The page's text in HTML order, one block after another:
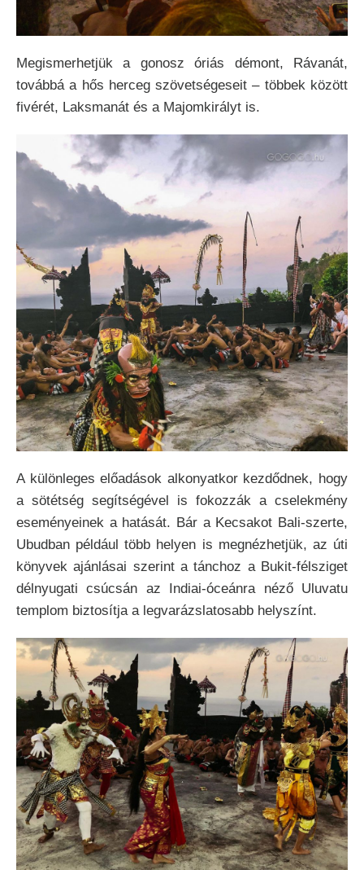
Megismerhetjük a gonosz óriás démont, Rávanát,
továbbá a hős herceg szövetségeseit – többek között
fivérét, Laksmanát és a Majomkirályt is.
A különleges előadások alkonyatkor kezdődnek, hogy
a sötétség segítségével is fokozzák a cselekmény
eseményeinek a hatását. Bár a Kecsakot Bali-szerte,
Ubudban például több helyen is megnézhetjük, az úti
könyvek ajánlásai szerint a tánchoz a Bukit-félsziget
délnyugati csúcsán az Indiai-óceánra néző Uluvatu
templom biztosítja a legvarázslatosabb helyszínt.